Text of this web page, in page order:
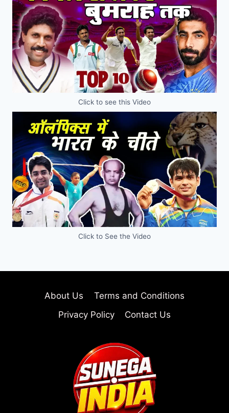
Click to see this Video
Click to See the Video
About Us
Terms and Conditions
Privacy Policy
Contact Us